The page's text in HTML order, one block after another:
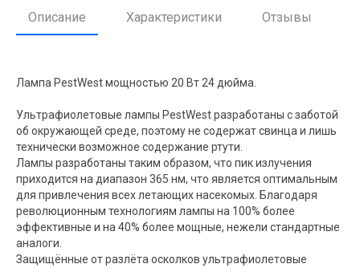
Описание Характеристики Отзывы
Лампа PestWest мощностью 20 Вт 24 дюйма.
Ультрафиолетовые лампы PestWest разработаны с заботой
об окружающей среде, поэтому не содержат свинца и лишь
технически возможное содержание ртути.
Лампы разработаны таким образом, что пик излучения
приходится на диапазон 365 нм, что является оптимальным
для привлечения всех летающих насекомых. Благодаря
революционным технологиям лампы на 100% более
эффективные и на 40% более мощные, нежели стандартные
аналоги.
Защищённые от разлёта осколков ультрафиолетовые